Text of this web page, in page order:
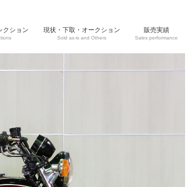
クション 現状・下取・オークション
Sold as-is and Others
販売実績
Sales performance